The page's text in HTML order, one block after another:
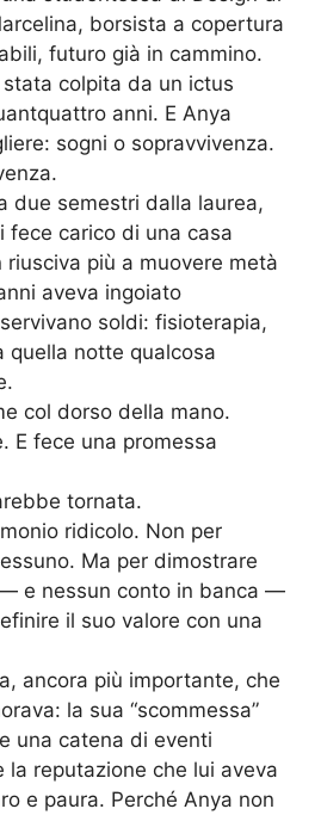
borsista a copertura
futuro già in cammino.
colpita da un ictus
anni. E Anya
sogni o sopravvivenza.
due semestri dalla laurea,
fece carico di una casa
più a muovere metà
aveva ingoiato
soldi: fisioterapia,
notte qualcosa
col dorso della mano.
E fece una promessa
tornata.
ridicolo. Non per
Ma per dimostrare
e nessun conto in banca —
il suo valore con una
ancora più importante, che
la sua “scommessa”
una catena di eventi
la reputazione che lui aveva
e paura. Perché Anya non